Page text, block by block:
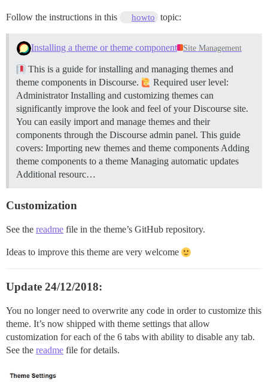
Follow the instructions in this howto topic:
Installing a theme or theme component Site Management
This is a guide for installing and managing themes and
theme components in Discourse.
Required user level:
Administrator Installing and customizing themes can
significantly improve the look and feel of your Discourse site.
You can easily import and manage themes and their
components through the Discourse admin panel. This guide
covers: Importing new themes and theme components Adding
theme components to a theme Managing automatic updates
Additional resourc…
Customization
See the readme file in the theme’s GitHub repository.
Ideas to improve this theme are very welcome
Update 24/12/2018:
You no longer need to overwrite any code in order to customize this
theme. It’s now shipped with theme settings that allow
customization for each of the 6 tabs with ability to disable any tab.
See the readme file for details.